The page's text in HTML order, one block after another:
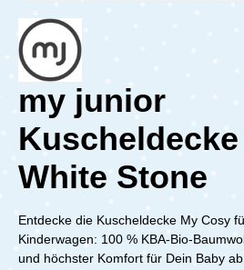
my junior
White Stone
Entdecke die Kuscheldecke My Cosy
Kinderwagen: 100 % KBA-Bio-
und höchster Komfort für Dein Baby